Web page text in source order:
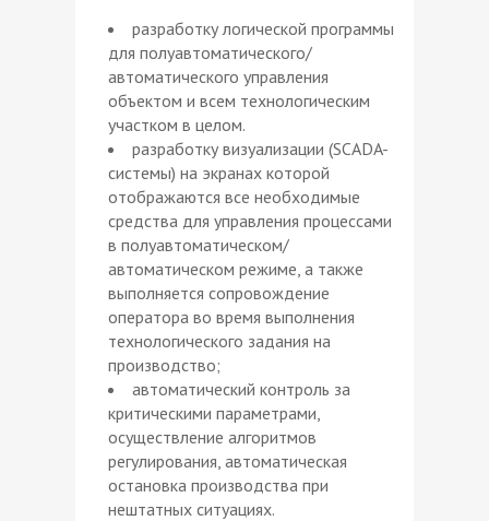
разработку логической программы
для полуавтоматического/
автоматического управления
объектом и всем технологическим
участком в целом.
разработку визуализации (SCADA-
системы) на экранах которой
отображаются все необходимые
средства для управления процессами
в полуавтоматическом/
автоматическом режиме, а также
выполняется сопровождение
оператора во время выполнения
технологического задания на
производство;
автоматический контроль за
критическими параметрами,
осуществление алгоритмов
регулирования, автоматическая
остановка производства при
нештатных ситуациях.